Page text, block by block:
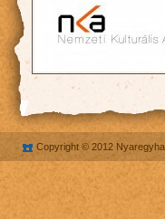
Copyright © 2012